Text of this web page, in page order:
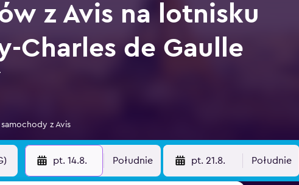
z Avis na lotnisku
Charles de Gaulle
z Avis
pt. 14.8. Południe pt. 21.8. Południe